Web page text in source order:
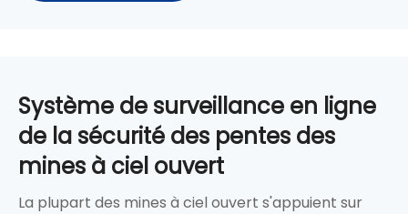
Système de surveillance en ligne
de la sécurité des pentes des
mines à ciel ouvert
La plupart des mines à ciel ouvert s'appuient sur